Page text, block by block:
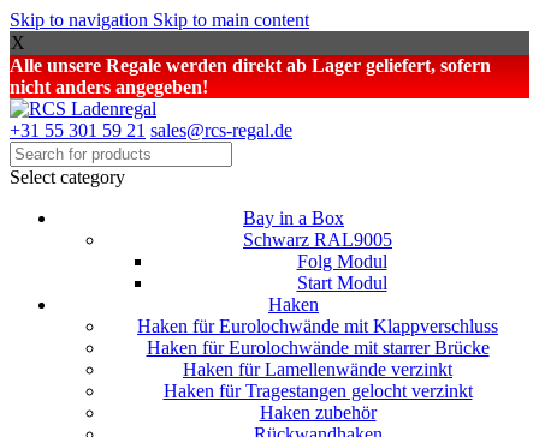
Skip to navigation Skip to main content
X
Alle unsere Regale werden direkt ab Lager geliefert, sofern
nicht anders angegeben!
+31 55 301 59 21 sales@rcs-regal.de
Select category
Bay in a Box
Schwarz RAL9005
Folg Modul
Start Modul
Haken
Haken für Eurolochwände mit Klappverschluss
Haken für Eurolochwände mit starrer Brücke
Haken für Lamellenwände verzinkt
Haken für Tragestangen gelocht verzinkt
Haken zubehör